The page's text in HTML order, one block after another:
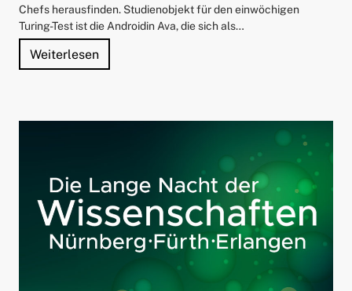
Chefs herausfinden. Studienobjekt für den einwöchigen
Turing-Test ist die Androidin Ava, die sich als…
Weiterlesen"Humanoide Roboter im Film: